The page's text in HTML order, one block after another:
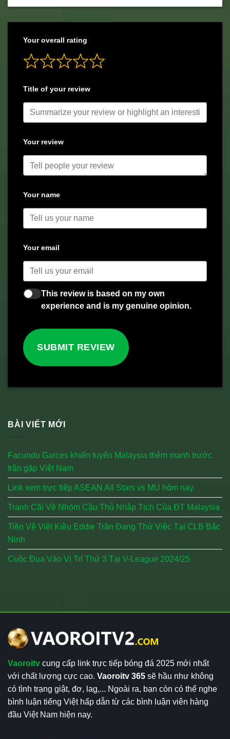
Your overall rating
Title of your review
Your review
Your name
Your email
This review is based on my own
experience and is my genuine opinion.
SUBMIT REVIEW
BÀI VIẾT MỚI
Facundo Garces khiến tuyển Malaysia thêm mạnh trước
trận gặp Việt Nam
Link xem trực tiếp ASEAN All Stars vs MU hôm nay
Tranh Cãi Về Nhóm Cầu Thủ Nhập Tịch Của ĐT Malaysia
Tiền Vệ Việt Kiều Eddie Trần Đang Thử Việc Tại CLB Bắc
Ninh
Cuộc Đua Vào Vị Trí Thứ 3 Tại V-League 2024/25
Vaoroitv cung cấp link trực tiếp bóng đá 2025 mới nhất
với chất lượng cực cao. Vaoroitv 365 sẽ hầu như không
có tình trạng giật, đơ, lag,... Ngoài ra, bạn còn có thể nghe
bình luận tiếng Việt hấp dẫn từ các bình luận viên hàng
đầu Việt Nam hiện nay.